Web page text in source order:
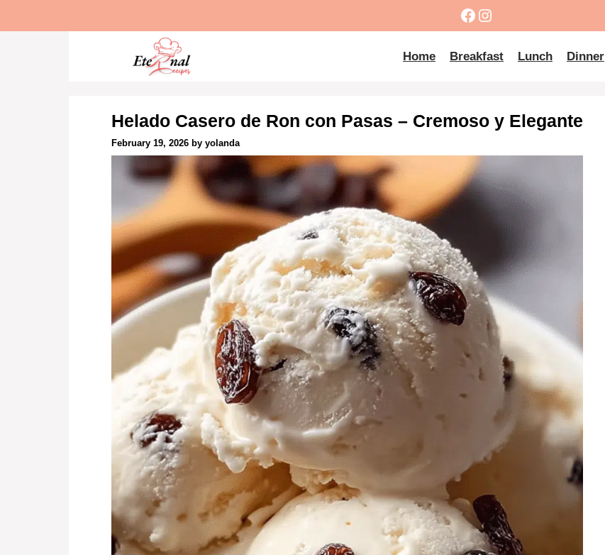
Facebook
Instagram
Home Breakfast Lunch Dinner
Helado Casero de Ron con Pasas – Cremoso y Elegante
February 19, 2026 by yolanda